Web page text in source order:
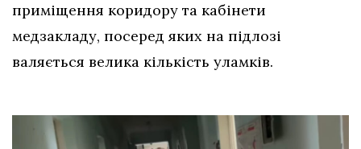
приміщення коридору та кабінети
медзакладу, посеред яких на підлозі
валяється велика кількість уламків.